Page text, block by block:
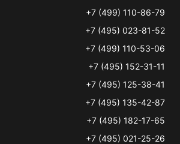
+7 (499) 110-86-79
+7 (495) 023-81-52
+7 (499) 110-53-06
+7 (495) 152-31-11
+7 (495) 125-38-41
+7 (495) 135-42-87
+7 (495) 182-17-65
+7 (495) 021-25-26